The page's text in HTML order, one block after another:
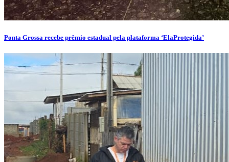
Ponta Grossa recebe prêmio estadual pela plataforma ‘ElaProtegida’